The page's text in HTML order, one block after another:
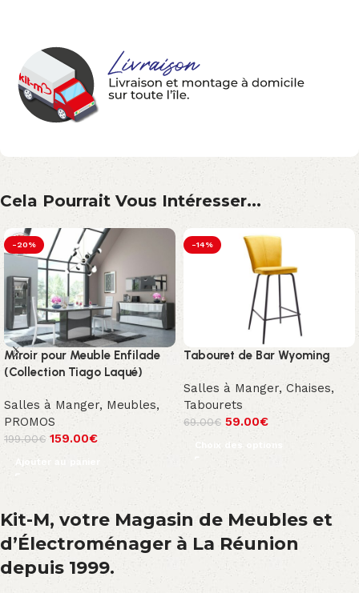
Cela Pourrait Vous Intéresser...
-20%
Miroir pour Meuble Enfilade
(Collection Tiago Laqué)
Salles à Manger, Meubles,
PROMOS
199.00€ 159.00€
Ajouter au panier
-14%
Tabouret de Bar Wyoming
Salles à Manger,Chaises,
Tabourets
69.00€ 59.00€
Choix des options
Kit-M, votre Magasin de Meubles et
d’Électroménager à La Réunion
depuis 1999.